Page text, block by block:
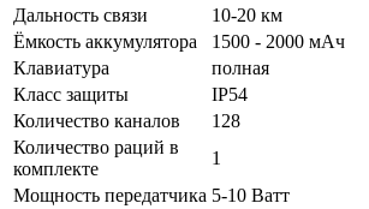
Дальность связи
10-20 км
Ёмкость аккумулятора
1500 - 2000 мАч
Клавиатура
полная
Класс защиты
IP54
Количество каналов
128
Количество раций в
комплекте
1
Мощность передатчика 5-10 Ватт